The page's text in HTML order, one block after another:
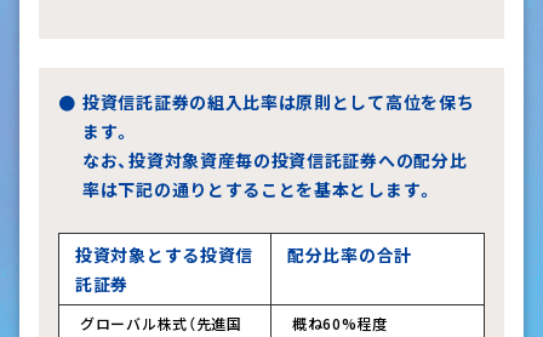
投資信託証券の組入比率は原則として高位を保ち
ます。
なお、投資対象資産毎の投資信託証券への配分比
率は下記の通りとすることを基本とします。
投資対象とする投資信
託証券
配分比率の合計
グローバル株式（先進国
概ね60%程度